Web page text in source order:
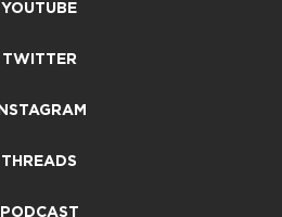
YOUTUBE
TWITTER
INSTAGRAM
THREADS
PODCAST